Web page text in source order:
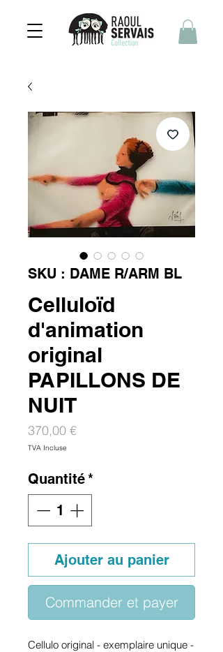
SKU : DAME R/ARM BL
Celluloïd
d'animation
original
PAPILLONS DE
NUIT
370,00 €Prix
TVA Incluse
Quantité*
Ajouter au panier
Commander et payer
Cellulo original - exemplaire unique -